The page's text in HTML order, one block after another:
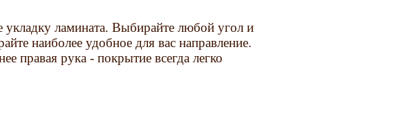
укладку ламината. Выбирайте любой угол и
наиболее удобное для вас направление.
правая рука - покрытие всегда легко